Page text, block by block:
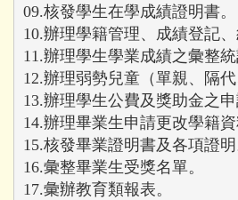
09.核發學生在學成績證明書。
10.辦理學籍管理、成績登記、
11.辦理學生學業成績之彙整統
12.辦理弱勢兒童（單親、隔
13.辦理學生公費及獎助金之申
14.辦理畢業生申請更改學籍資
15.核發畢業證明書及各項證明
16.彙整畢業生受獎名單。
17.彙辦教育類報表。